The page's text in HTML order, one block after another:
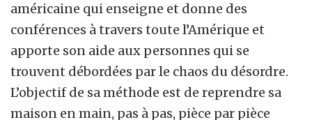
américaine qui enseigne et donne des
conférences à travers toute l’Amérique et
apporte son aide aux personnes qui se
trouvent débordées par le chaos du désordre.
L’objectif de saméthode est de reprendre sa
maison en main, pas à pas, pièce par pièce